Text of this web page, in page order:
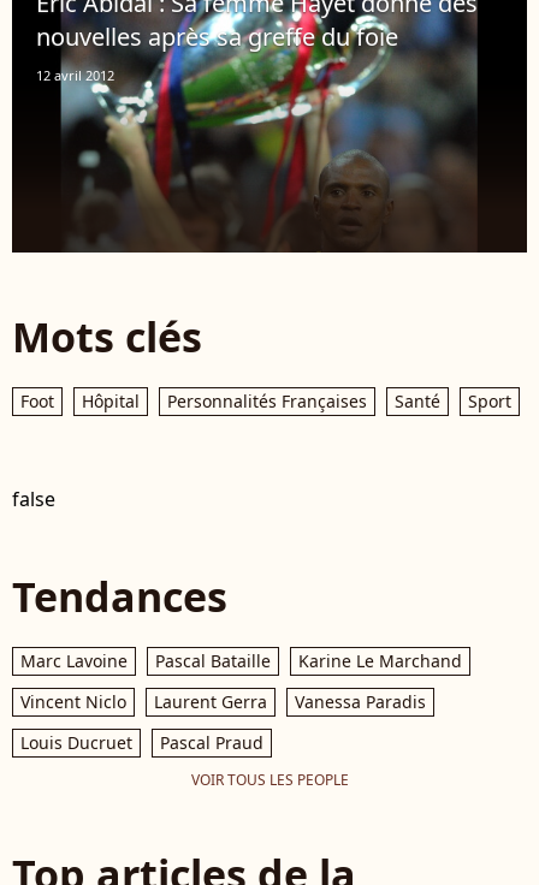
nouvelles après sa greffe du foie
12 avril 2012
Mots clés
Foot Hôpital Personnalités Françaises Santé Sport
false
Tendances
Marc Lavoine Pascal Bataille
Karine Le Marchand
Vincent Niclo
Laurent Gerra
Vanessa Paradis
Louis Ducruet
Pascal Praud
VOIR TOUS LES PEOPLE
Top articles de la